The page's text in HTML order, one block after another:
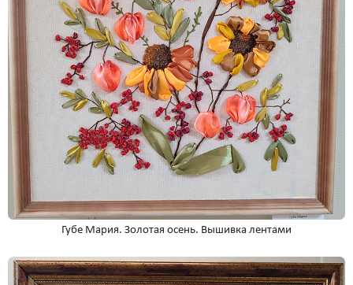
Губе Мария. Золотая осень. Вышивка лентами